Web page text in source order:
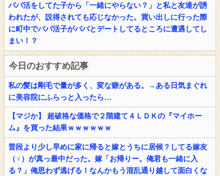
パパ活をしてた子から「一緒にやらない？」と私と友達が誘
われたが、説得されても応じなかった。買い出しに行った際
に町中でパパ活子がパパとデートしてるところに遭遇してし
まい！？
今日のおすすめ記事
私の髪は剛毛で量が多く、変な癖がある。→ある日気まぐれ
に美容院にふらっと入ったら…
【マジか】 超破格な価格で２階建て４ＬＤＫの『マイホー
ム』を買った結果ｗｗｗｗｗｗ
普段より少し早めに家に帰ると嫁とうちに居候？してる嫁友
（♀）が真っ最中だった。嫁「お帰りー。俺君も一緒に入
る？」俺思わず逃げる！なんかもう混乱通り越して面白くな